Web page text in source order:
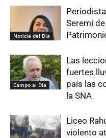
Noticia del Día
Seremi
Campo al Día
Las
fuertes
país las
la SNA
Liceo
violento